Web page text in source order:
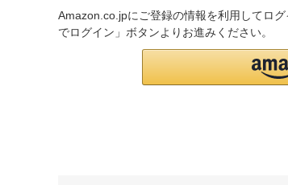
Amazon.co.jpにご登録の情報を利用してロ
でログイン」ボタンよりお進みください。